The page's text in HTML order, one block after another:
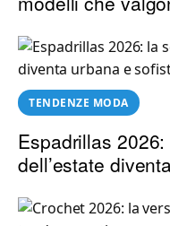
TENDENZE MODA
Espadrillas
dell’estate